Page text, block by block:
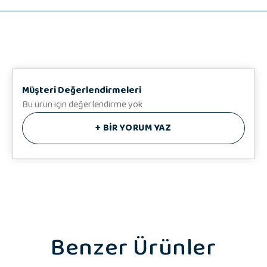
♥️ Hediye Notunuz
Müşteri Değerlendirmeleri
Bu ürün için değerlendirme yok
+ BİR YORUM YAZ
Benzer Ürünler